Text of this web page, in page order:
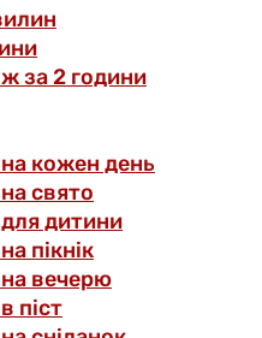
за 2 години
кожен день
свято
дитини
пікнік
вечерю
піст